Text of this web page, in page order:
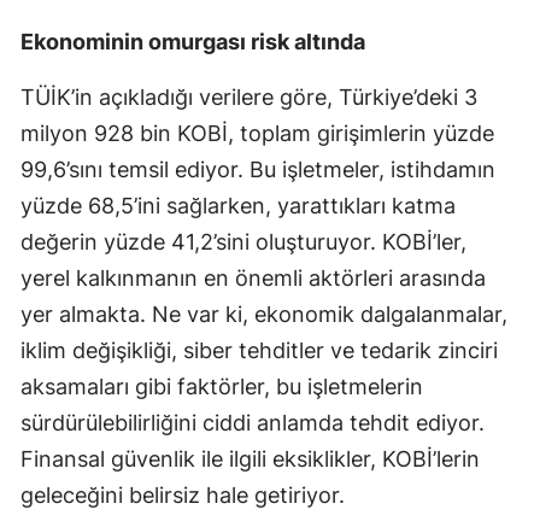
Kars
Kastamonu
Kayseri
Kırklareli
Kırşehir
Kocaeli
Konya
Kütahya
Malatya
Ekonominin omurgası risk altında
TÜİK’in açıkladığı verilere göre, Türkiye’deki 3
milyon 928 bin KOBİ, toplam girişimlerin yüzde
99,6’sını temsil ediyor. Bu işletmeler, istihdamın
yüzde 68,5’ini sağlarken, yarattıkları katma
değerin yüzde 41,2’sini oluşturuyor. KOBİ’ler,
yerel kalkınmanın en önemli aktörleri arasında
yer almakta. Ne var ki, ekonomik dalgalanmalar,
iklim değişikliği, siber tehditler ve tedarik zinciri
aksamaları gibi faktörler, bu işletmelerin
sürdürülebilirliğini ciddi anlamda tehdit ediyor.
Finansal güvenlik ile ilgili eksiklikler, KOBİ’lerin
geleceğini belirsiz hale getiriyor.